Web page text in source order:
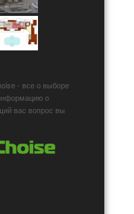
- все о выборе
о
вас вопрос вы